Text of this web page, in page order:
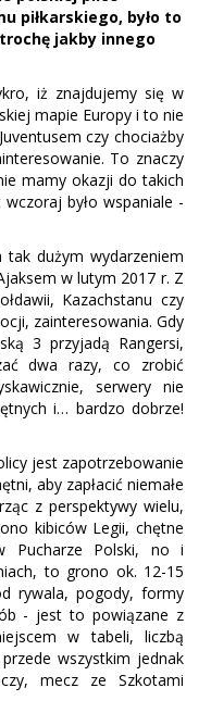
piłkarskiego, było to
jakby innego
iż znajdujemy się w
mapie Europy i to nie
czy chociażby
To znaczy
mamy okazji do takich
było wspaniale -
tak dużym wydarzeniem
w lutym 2017 r. Z
Kazachstanu czy
zainteresowania. Gdy
3 przyjadą Rangersi,
dwa razy, co zrobić
serwery nie
i… bardzo dobrze!
jest zapotrzebowanie
aby zapłacić niemałe
z perspektywy wielu,
kibiców Legii, chętne
Pucharze Polski, no i
to grono ok. 12-15
rywala, pogody, formy
- jest to powiązane z
w tabeli, liczbą
przede wszystkim jednak
mecz ze Szkotami